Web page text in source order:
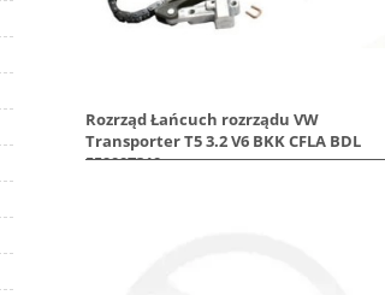
Rozrząd Łańcuch rozrządu VW
Transporter T5 3.2 V6 BKK CFLA BDL
559007310